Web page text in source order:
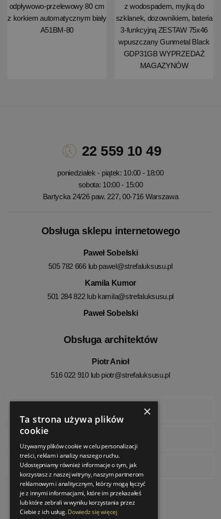
odpływowo-przelewowy 80 cm
z korkiem automatycznym biały
A51BM-80
z wodospadem, myjką do
szklanek, dozownikiem, bateria
3-funkcyjną ZESTAW 75x46
wpuszczany Gunmetal Black
GDP31GB WYPRZEDAŻ
MAGAZYNÓW
22 559 10 49
poniedziałek - piątek: 10:00 - 18:00
sobota: 10:00 - 15:00
Bartycka 24/26 paw. 227, 00-716 Warszawa
Obsługa sklepu internetowego
Paweł Sobelski
505 782 666 lub pawel@strefaluksusu.pl
Kamila Kumor
501 284 822 lub kamila@strefaluksusu.pl
Paweł Sobelski
Obsługa architektów
Piotr Anioł
516 022 910 lub piotr@strefaluksusu.pl
Pinterest
×
Ta strona używa plików
cookie
Używamy plików cookie w celu personalizacji
treści, reklam i analizy naszego ruchu.
Udostępniamy również informacje o tym, jak
korzystasz z naszej witryny, naszym partnerom
reklamowym i analitycznym, którzy mogą łączyć
je z innymi informacjami, które im przekazałeś
lub które zebrali w wyniku korzystania przez
Ciebie z ich usług.Dowiedz się więcej